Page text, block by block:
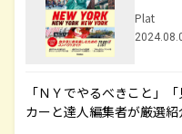
Plat
「ＮＹでやるべきこと」
カーと達人編集者が厳選